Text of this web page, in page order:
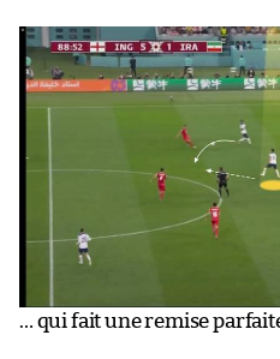
… qui fait une remise